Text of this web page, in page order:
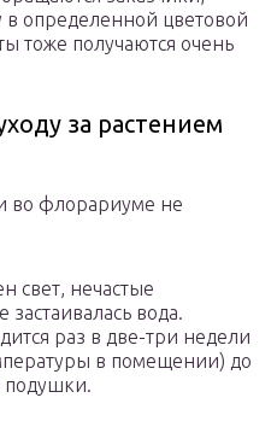
определенной цветовой
тоже получаются очень
за растением
во флорариуме не
свет, нечастые
вода.
раз в две-три недели
в помещении) до
подушки.